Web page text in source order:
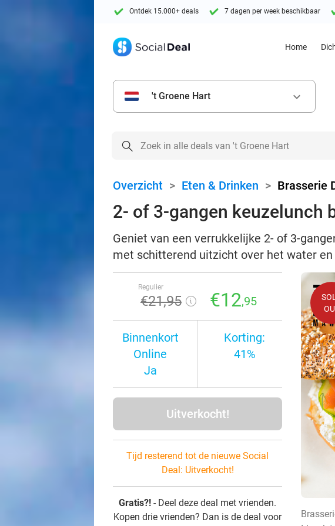
Ontdek 15.000+ deals 7 dagen per week beschikbaar
Home
't Groene Hart keyboard_arrow_down
Overzicht > Eten & Drinken > Brasserie
2- of 3-gangen keuzelunch
Geniet van een verrukkelijke 2- of 3-
met schitterend uitzicht over het water
Regulier
€21,95 €12,95
Binnenkort
Online
Ja
Korting:
41%
Uitverkocht!
Tijd resterend tot de nieuwe Social
Deal: Uitverkocht!
Gratis?! - Deel deze deal met vrienden.
Kopen drie vrienden? Dan is de deal voor